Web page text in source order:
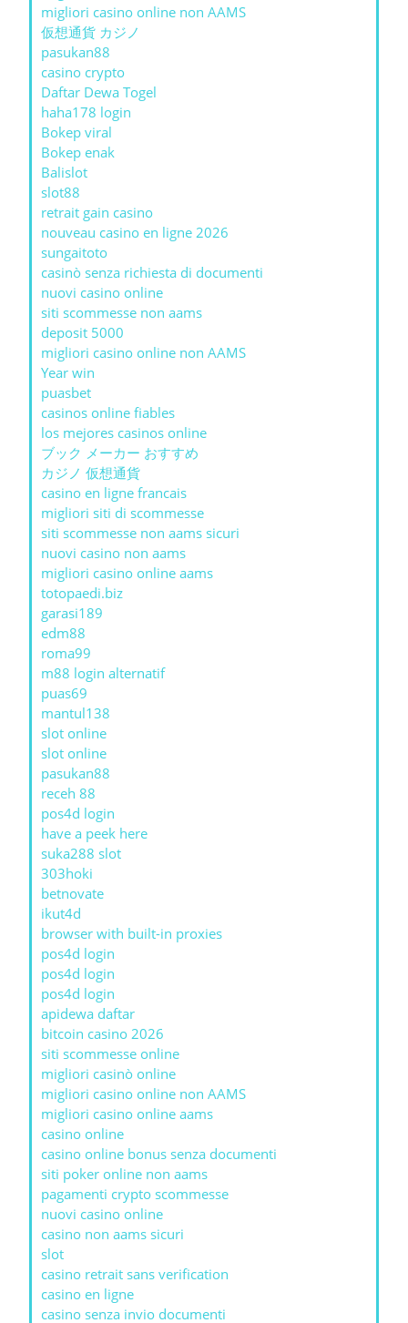
migliori casino online non AAMS
仮想通貨 カジノ
pasukan88
casino crypto
Daftar Dewa Togel
haha178 login
Bokep viral
Bokep enak
Balislot
slot88
retrait gain casino
nouveau casino en ligne 2026
sungaitoto
casinò senza richiesta di documenti
nuovi casino online
siti scommesse non aams
deposit 5000
migliori casino online non AAMS
Year win
puasbet
casinos online fiables
los mejores casinos online
ブック メーカー おすすめ
カジノ 仮想通貨
casino en ligne francais
migliori siti di scommesse
siti scommesse non aams sicuri
nuovi casino non aams
migliori casino online aams
totopaedi.biz
garasi189
edm88
roma99
m88 login alternatif
puas69
mantul138
slot online
slot online
pasukan88
receh 88
pos4d login
have a peek here
suka288 slot
303hoki
betnovate
ikut4d
browser with built-in proxies
pos4d login
pos4d login
pos4d login
apidewa daftar
bitcoin casino 2026
siti scommesse online
migliori casinò online
migliori casino online non AAMS
migliori casino online aams
casino online
casino online bonus senza documenti
siti poker online non aams
pagamenti crypto scommesse
nuovi casino online
casino non aams sicuri
slot
casino retrait sans verification
casino en ligne
casino senza invio documenti